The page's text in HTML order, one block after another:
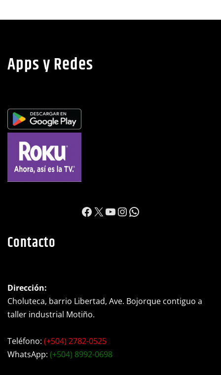
Apps y Redes
https://
X YouTube
Instagram
WhatsApp
Contacto
Dirección:
Choluteca, barrio Libertad, Ave. Bojorque contiguo a
taller industrial Motiño.
Teléfono: (+504) 2782-0525
WhatsApp: (+504) 8992-0698